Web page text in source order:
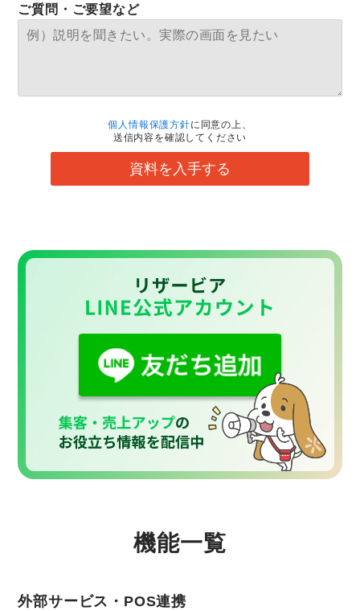
ご質問・ご要望など
個人情報保護方針に同意の上、
送信内容を確認してください
資料を入手する
機能一覧
外部サービス・POS連携